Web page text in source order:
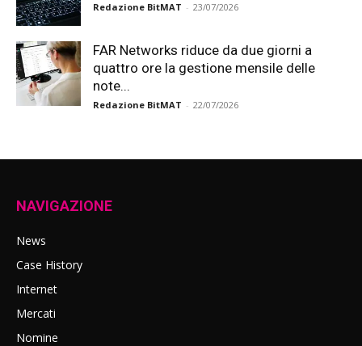
Redazione BitMAT - 23/07/2026
FAR Networks riduce da due giorni a
quattro ore la gestione mensile delle
note...
Redazione BitMAT - 22/07/2026
NAVIGAZIONE
News
Case History
Internet
Mercati
Nomine